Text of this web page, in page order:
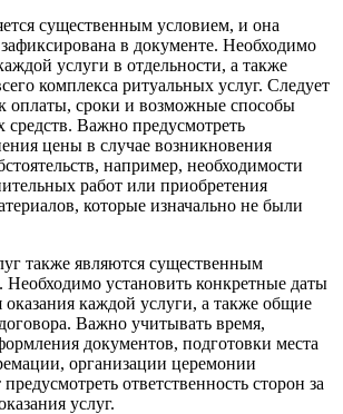
существенным условием, и она
в документе. Необходимо
услуги в отдельности, а также
комплекса ритуальных услуг. Следует
оплаты, сроки и возможные способы
Важно предусмотреть
цены в случае возникновения
например, необходимости
работ или приобретения
которые изначально не были
также являются существенным
Необходимо установить конкретные даты
оказания каждой услуги, а также общие
Важно учитывать время,
документов, подготовки места
организации церемонии
ответственность сторон за
услуг.